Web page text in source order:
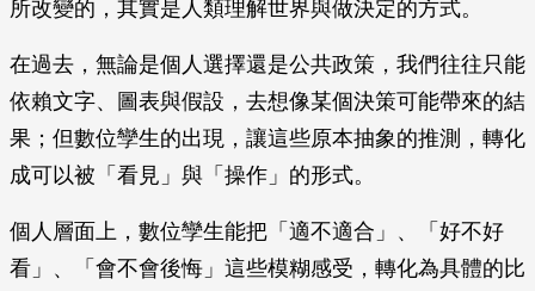
所改變的，其實是人類理解世界與做決定的方式。
在過去，無論是個人選擇還是公共政策，我們往往只能
依賴文字、圖表與假設，去想像某個決策可能帶來的結
果；但數位孿生的出現，讓這些原本抽象的推測，轉化
成可以被「看見」與「操作」的形式。
個人層面上，數位孿生能把「適不適合」、「好不好
看」、「會不會後悔」這些模糊感受，轉化為具體的比